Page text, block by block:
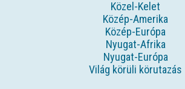
Közel-Kelet
Közép-Amerika
Közép-Európa
Nyugat-Afrika
Nyugat-Európa
Világ körüli körutazás